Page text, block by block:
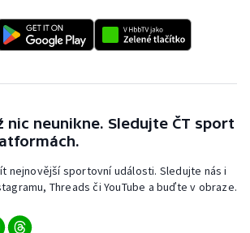
nic neunikne. Sledujte ČT sport
nejnovější sportovní události. Sledujte nás i
Threads či YouTube a buďte v obraze.